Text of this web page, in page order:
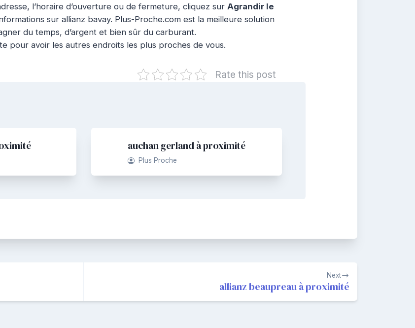
l’horaire d’ouverture ou de fermeture, cliquez sur Agrandir le
sur allianz bavay. Plus-Proche.com est la meilleure solution
du temps, d’argent et bien sûr du carburant.
pour avoir les autres endroits les plus proches de vous.
Rate this post
auchan gerland à proximité
Plus Proche
Next
allianz beaupreau à proximité